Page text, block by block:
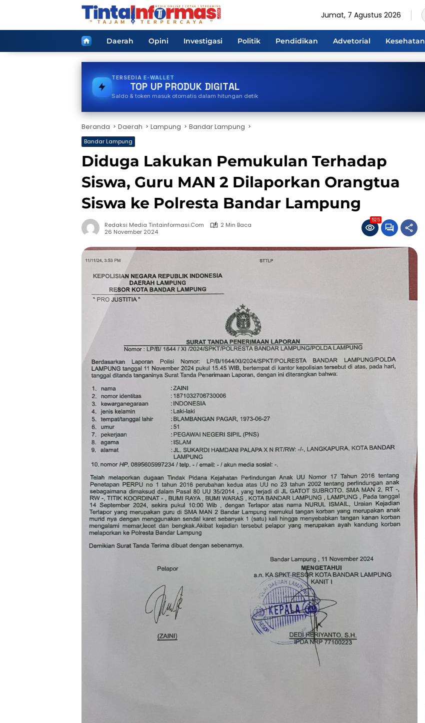
Jumat, 7 Agustus 2026
HomeDaerah Opini Investigasi Politik Pendidikan Advetorial Kesehatan
TERSEDIA PAKET DATA
TOP UP PRODUK DIGITAL
Saldo & token masuk otomatis dalam hitungan detik
Beranda Daerah Lampung Bandar Lampung
Bandar Lampung
Diduga Lakukan Pemukulan Terhadap
Siswa, Guru MAN 2 Dilaporkan Orangtua
Siswa ke Polresta Bandar Lampung
Redaksi Media Tintainformasi.com
2 Min Baca
26 November 2024
525